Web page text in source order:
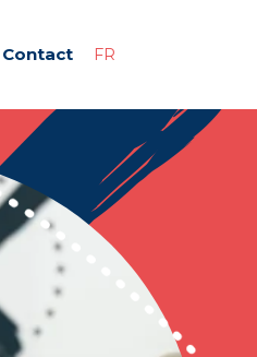
Contact FR